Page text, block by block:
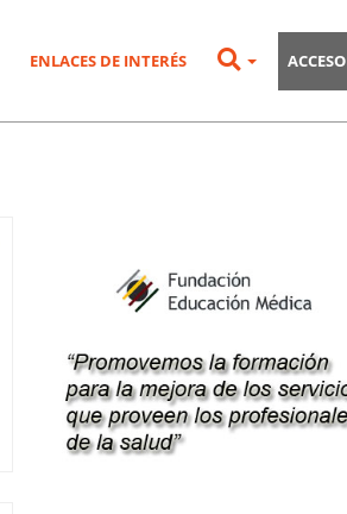
ENLACES DE INTERÉS ACCESO